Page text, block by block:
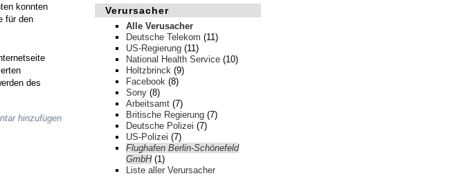
Verursacher
Alle Verusacher
Deutsche Telekom (11)
US-Regierung (11)
National Health Service (10)
Holtzbrinck (9)
Facebook (8)
Sony (8)
Arbeitsamt (7)
Britische Regierung (7)
Deutsche Polizei (7)
US-Polizei (7)
Flughafen Berlin-Schönefeld
GmbH(1)
Liste aller Verursacher
konnten
für den
des
hinzufügen